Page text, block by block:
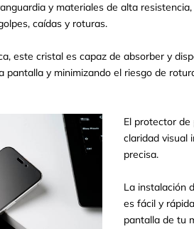
y materiales de alta
caídas y roturas.
este cristal es capaz de absorber y
pantalla y minimizando el riesgo de
El protector
claridad visual
precisa.
La instalación
es fácil y
pantalla de tu